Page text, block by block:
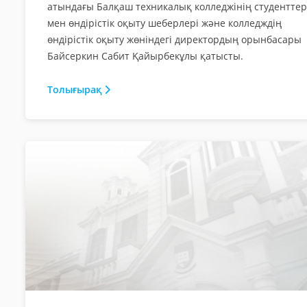
атындағы Балқаш техникалық колледжінің
мен өндірістік оқыту шеберлері және колледждің
өндірістік оқыту жөніндегі директордың орынбасары
Байсеркин Сабит Қайырбекұлы қатысты.
Толығырақ